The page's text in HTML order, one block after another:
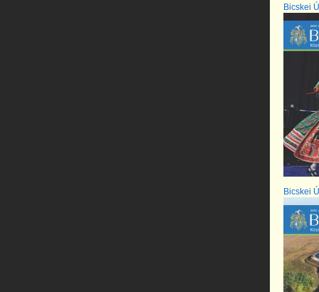
Bicskei
Bicskei